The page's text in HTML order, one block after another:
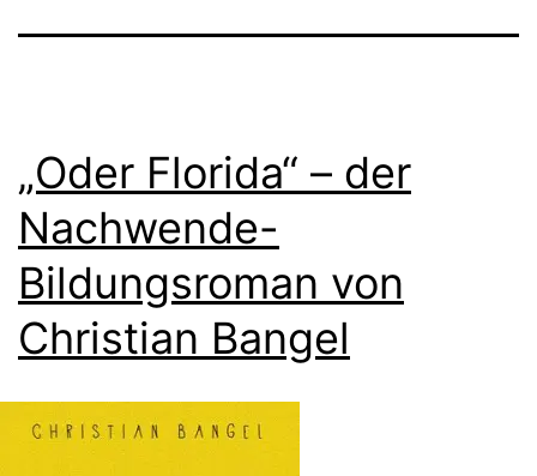
„Oder Florida“ – der
Nachwende-
Bildungsroman von
Christian Bangel